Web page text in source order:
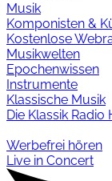
Musik
Komponisten &
Kostenlose
Musikwelten
Epochenwissen
Instrumente
Klassische Musik
Die Klassik Radio
Werbefrei hören
Live in Concert